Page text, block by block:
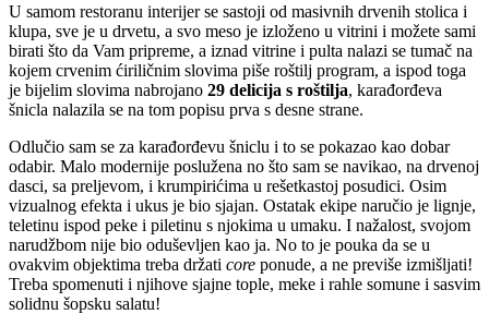
U samom restoranu interijer se sastoji od masivnih drvenih stolica i
klupa, sve je u drvetu, a svo meso je izloženo u vitrini i možete sami
birati što da Vam pripreme, a iznad vitrine i pulta nalazi se tumač na
kojem crvenim ćiriličnim slovima piše roštilj program, a ispod toga
je bijelim slovima nabrojano 29 delicija s roštilja, karađorđeva
šnicla nalazila se na tom popisu prva s desne strane.
Odlučio sam se za karađorđevu šniclu i to se pokazao kao dobar
odabir. Malo modernije poslužena no što sam se navikao, na drvenoj
dasci, sa preljevom, i krumpirićima u rešetkastoj posudici. Osim
vizualnog efekta i ukus je bio sjajan. Ostatak ekipe naručio je lignje,
teletinu ispod peke i piletinu s njokima u umaku. I nažalost, svojom
narudžbom nije bio oduševljen kao ja. No to je pouka da se u
ovakvim objektima treba držati core ponude, a ne previše izmišljati!
Treba spomenuti i njihove sjajne tople, meke i rahle somune i sasvim
solidnu šopsku salatu!